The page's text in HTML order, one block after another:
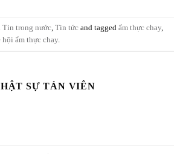
Tin trong nước, Tin tức and tagged ẩm thực chay,
hội ẩm thực chay.
SỰ TẢN VIÊN